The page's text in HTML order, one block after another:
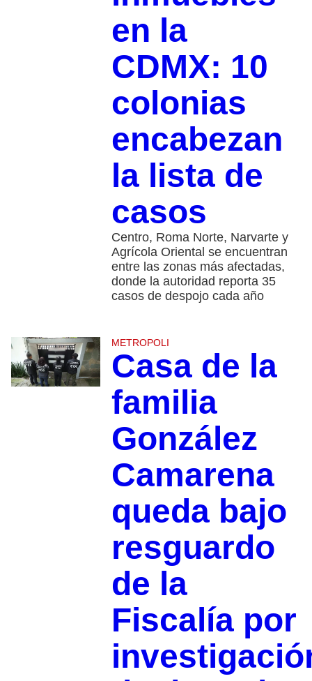
en la
CDMX: 10
colonias
encabezan
la lista de
casos
Centro, Roma Norte, Narvarte y
Agrícola Oriental se encuentran
entre las zonas más afectadas,
donde la autoridad reporta 35
casos de despojo cada año
METROPOLI
Casa de la
familia
González
Camarena
queda bajo
resguardo
de la
Fiscalía por